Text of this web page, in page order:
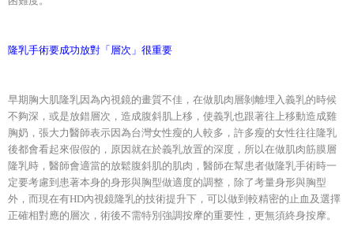
隆乳手術要成功放對「層次」很重要
早期胸大肌隆乳因為內視鏡的畫質不佳，在做肌肉層剝離埋入義乳的時候
不夠深，或是放錯層次，造成腹斜肌上移，使義乳也跟著往上移動造成雞
胸奶，張大力醫師表示因為台灣女性瘦的人較多，許多瘦的女性往往隆乳
後都會看起來假假的，原因就在於義乳放置的深度，所以在做肌肉筋膜層
隆乳時，醫師會適當的放鬆腹斜肌的肌肉，醫師在幫患者做隆乳手術時一
定要考慮到患著本身的身形與胸型做適度的調整，除了考量身形與胸型
外，而現在有HD內視鏡隆乳的技術提升下，可以做到較精密的止血及選擇
正確相對應的層次，術後不需特別強調按摩的重要性，更無須終身按摩。